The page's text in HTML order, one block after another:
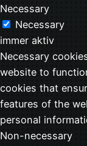
Necessary
Necessary
immer aktiv
Necessary
website to
cookies that
features of the
personal
Non-necessary